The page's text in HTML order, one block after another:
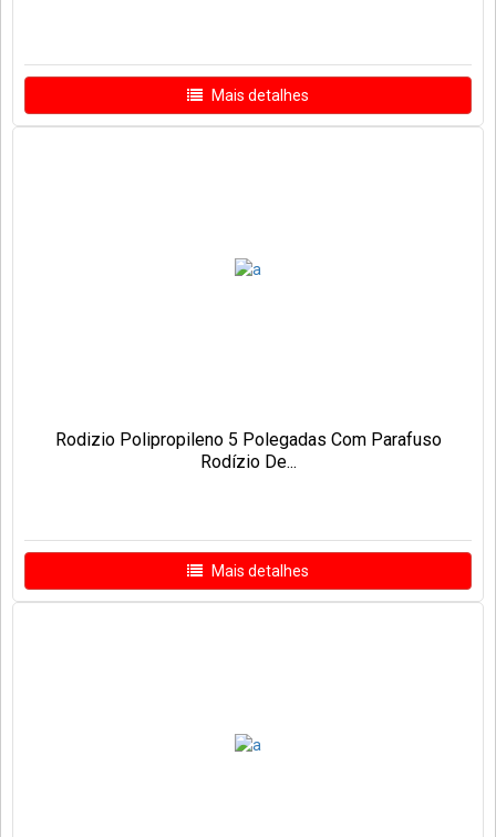
Mais detalhes
Rodizio Polipropileno 5 Polegadas Com Parafuso
Rodízio De...
Mais detalhes